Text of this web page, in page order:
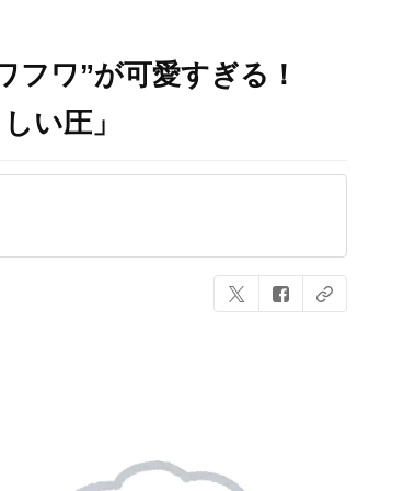
フワ”が可愛すぎる！
い圧」